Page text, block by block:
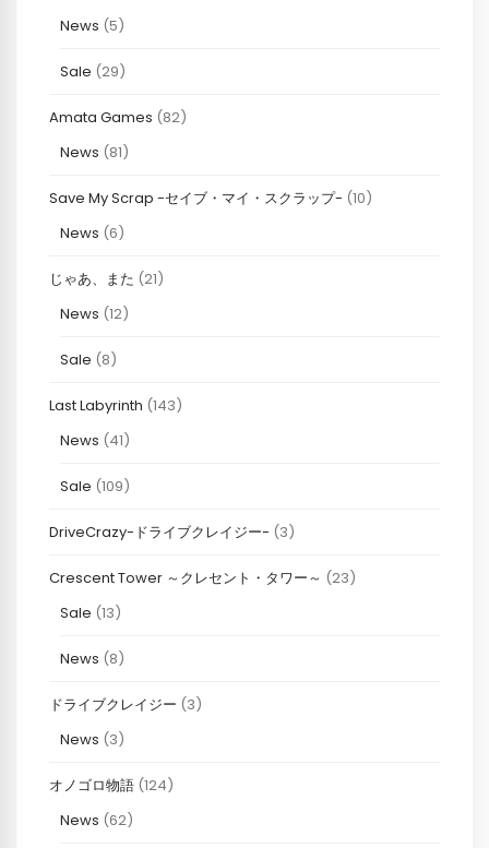
News (5)
Sale (29)
Amata Games (82)
News (81)
Save My Scrap -セイブ・マイ・スクラップ- (10)
News (6)
じゃあ、また (21)
News (12)
Sale (8)
Last Labyrinth (143)
News (41)
Sale (109)
DriveCrazy-ドライブクレイジー- (3)
Crescent Tower ～クレセント・タワー～ (23)
Sale (13)
News (8)
ドライブクレイジー (3)
News (3)
オノゴロ物語 (124)
News (62)